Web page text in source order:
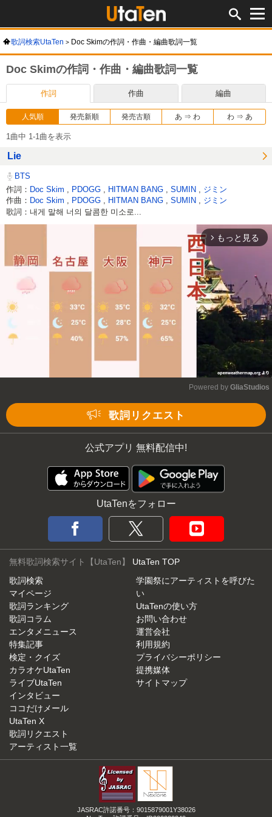
歌詞検索UtaTen Doc Skimの作詞・作曲・編曲歌詞一覧
Doc Skimの作詞・作曲・編曲歌詞一覧
作詞 作曲 編曲
人気順 発売新順 発売古順 あ ⇒ わ わ ⇒ あ
1曲中 1-1曲を表示
Lie
BTS
作詞： Doc Skim PDOGG HITMAN BANG SUMIN
ジミン
作曲： Doc Skim PDOGG HITMAN BANG SUMIN ジミン
歌詞：내게 말해 너의 달콤한 미소로...
arrow_forward_ios もっと見る
Powered by GliaStudios
歌詞リクエスト
公式アプリ 無料配信中!
UtaTenをフォロー
無料歌詞検索サイト【UtaTen】 UtaTen TOP
歌詞検索
マイページ
歌詞ランキング
歌詞コラム
エンタメニュース
特集記事
検定・クイズ
カラオケUtaTen
ライブUtaTen
インタビュー
ココだけメール
UtaTen X
歌詞リクエスト
アーティスト一覧
学園祭にアーティストを呼びた
い
UtaTenの使い方
お問い合わせ
運営会社
利用規約
プライバシーポリシー
提携媒体
サイトマップ
JASRAC許諾番号：9015879001Y38026